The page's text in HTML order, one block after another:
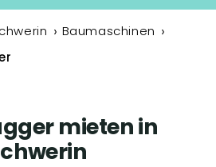
Baumaschinen
mieten in